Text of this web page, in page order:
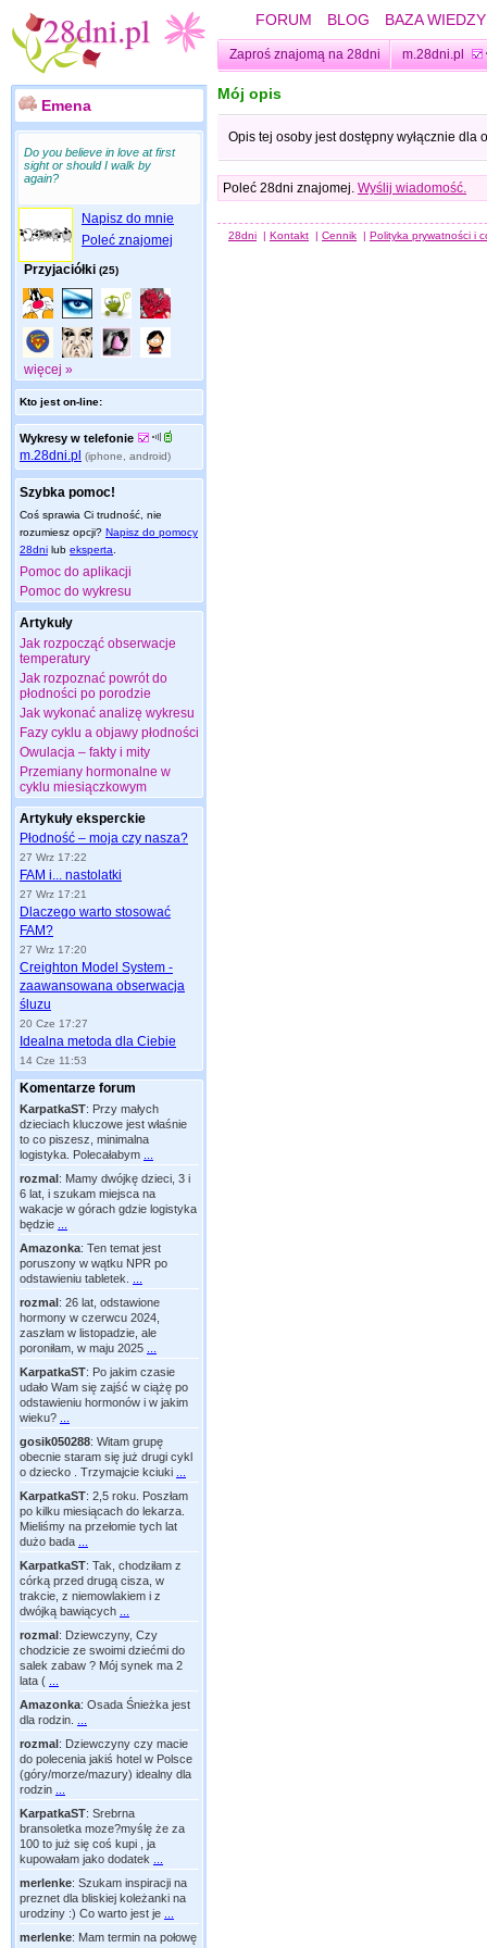
FORUM BLOG BAZA WIEDZY
Zaproś znajomą na 28dni m.28dni.pl
Emena
Do you believe in love at first
sight or should I walk by
again?
Napisz do mnie
Poleć znajomej
Przyjaciółki (25)
więcej »
Kto jest on-line:
Wykresy w telefonie
m.28dni.pl (iphone, android)
Szybka pomoc!
Coś sprawia Ci trudność, nie
rozumiesz opcji? Napisz do pomocy
28dni lub eksperta
Pomoc do aplikacji
Pomoc do wykresu
Artykuły
Jak rozpocząć obserwacje
temperatury
Jak rozpoznać powrót do
płodności po porodzie
Jak wykonać analizę wykresu
Fazy cyklu a objawy płodności
Owulacja – fakty i mity
Przemiany hormonalne w
cyklu miesiączkowym
Artykuły eksperckie
Płodność – moja czy nasza?
27 Wrz 17:22
FAM i... nastolatki
27 Wrz 17:21
Dlaczego warto stosować
FAM?
27 Wrz 17:20
Creighton Model System -
zaawansowana obserwacja
śluzu
20 Cze 17:27
Idealna metoda dla Ciebie
14 Cze 11:53
Komentarze forum
KarpatkaST: Przy małych
dzieciach kluczowe jest właśnie
to co piszesz, minimalna
logistyka. Polecałabym
rozmal: Mamy dwójkę dzieci, 3 i
6 lat, i szukam miejsca na
wakacje w górach gdzie logistyka
będzie
Amazonka: Ten temat jest
poruszony w wątku NPR po
odstawieniu tabletek.
rozmal: 26 lat, odstawione
hormony w czerwcu 2024,
zaszłam w listopadzie, ale
poroniłam, w maju 2025
KarpatkaST: Po jakim czasie
udało Wam się zajść w ciążę po
odstawieniu hormonów i w jakim
wieku?
gosik050288: Witam grupę
obecnie staram się już drugi cykl
o dziecko . Trzymajcie kciuki
KarpatkaST: 2,5 roku. Poszłam
po kilku miesiącach do lekarza.
Mieliśmy na przełomie tych lat
dużo bada
KarpatkaST: Tak, chodziłam z
córką przed drugą cisza, w
trakcie, z niemowlakiem i z
dwójką bawiących
rozmal: Dziewczyny, Czy
chodzicie ze swoimi dziećmi do
salek zabaw ? Mój synek ma 2
lata (
Amazonka: Osada Śnieżka jest
dla rodzin.
rozmal: Dziewczyny czy macie
do polecenia jakiś hotel w Polsce
(góry/morze/mazury) idealny dla
rodzin
KarpatkaST: Srebrna
bransoletka moze?myślę że za
100 to już się coś kupi , ja
kupowałam jako dodatek
merlenke: Szukam inspiracji na
preznet dla bliskiej koleżanki na
urodziny :) Co warto jest je
merlenke: Mam termin na połowę
Mój opis
Opis tej osoby jest dostępny wyłącznie dla
Poleć 28dni znajomej. Wyślij wiadomość.
28dni | Kontakt | Cennik | Polityka prywatności i